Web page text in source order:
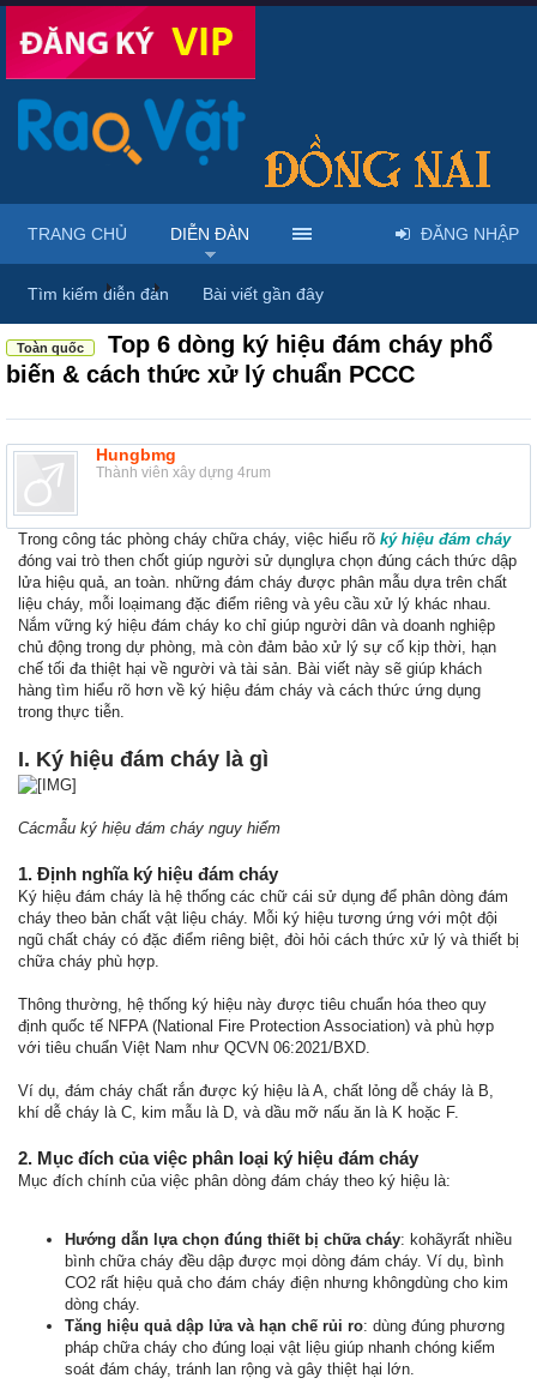
Diễn đàn ... Rao vặt tổng hợp - Uy tín - Miễn phí
Toàn quốc
Top 6 dòng ký hiệu đám cháy phổ
biến & cách thức xử lý chuẩn PCCC
Hungbmg
Thành viên xây dựng 4rum
Trong công tác phòng cháy chữa cháy, việc hiểu rõ ký hiệu đám cháy
đóng vai trò then chốt giúp người sử dụnglựa chọn đúng cách thức dập
lửa hiệu quả, an toàn. những đám cháy được phân mẫu dựa trên chất
liệu cháy, mỗi loạimang đặc điểm riêng và yêu cầu xử lý khác nhau.
Nắm vững ký hiệu đám cháy ko chỉ giúp người dân và doanh nghiệp
chủ động trong dự phòng, mà còn đảm bảo xử lý sự cố kịp thời, hạn
chế tối đa thiệt hại về người và tài sản. Bài viết này sẽ giúp khách
hàng tìm hiểu rõ hơn về ký hiệu đám cháy và cách thức ứng dụng
trong thực tiễn.
I. Ký hiệu đám cháy là gì
Cácmẫu ký hiệu đám cháy nguy hiểm
1. Định nghĩa ký hiệu đám cháy
Ký hiệu đám cháy là hệ thống các chữ cái sử dụng để phân dòng đám
cháy theo bản chất vật liệu cháy. Mỗi ký hiệu tương ứng với một đội
ngũ chất cháy có đặc điểm riêng biệt, đòi hỏi cách thức xử lý và thiết bị
chữa cháy phù hợp.
Thông thường, hệ thống ký hiệu này được tiêu chuẩn hóa theo quy
định quốc tế NFPA (National Fire Protection Association) và phù hợp
với tiêu chuẩn Việt Nam như QCVN 06:2021/BXD.
Ví dụ, đám cháy chất rắn được ký hiệu là A, chất lỏng dễ cháy là B,
khí dễ cháy là C, kim mẫu là D, và dầu mỡ nấu ăn là K hoặc F.
2. Mục đích của việc phân loại ký hiệu đám cháy
Mục đích chính của việc phân dòng đám cháy theo ký hiệu là:
Hướng dẫn lựa chọn đúng thiết bị chữa cháy: kohãyrất nhiều
bình chữa cháy đều dập được mọi dòng đám cháy. Ví dụ, bình
CO2 rất hiệu quả cho đám cháy điện nhưng khôngdùng cho kim
dòng cháy.
Tăng hiệu quả dập lửa và hạn chế rủi ro: dùng đúng phương
pháp chữa cháy cho đúng loại vật liệu giúp nhanh chóng kiểm
soát đám cháy, tránh lan rộng và gây thiệt hại lớn.
TRANG CHỦ DIỄN ĐÀN
Tìm kiếm diễn đàn Bài viết gần đây
ĐĂNG NHẬP